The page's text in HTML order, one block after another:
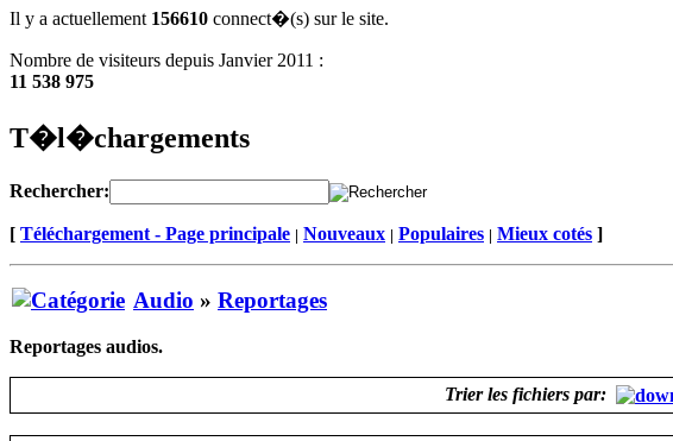
Il y a actuellement 156610 connect�(s) sur le site.
Nombre de visiteurs depuis Janvier 2011 :
11 538 975
T�l�chargements
Rechercher:
[ Téléchargement - Page principale | Nouveaux | Populaires | Mieux cotés ]
Audio » Reportages
Reportages audios.
Trier les fichiers par: